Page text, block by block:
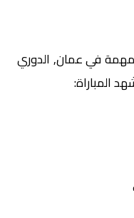
في عمان, الدوري
المباراة: